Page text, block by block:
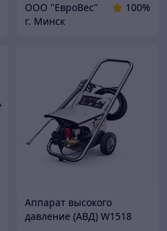
ООО "ЕвроВес"
100%
г. Минск
Аппарат высокого
давление (АВД) W1518